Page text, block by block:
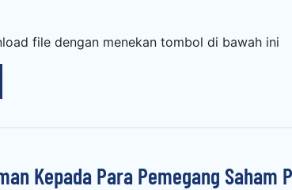
file dengan menekan tombol di bawah ini
Kepada Para Pemegang